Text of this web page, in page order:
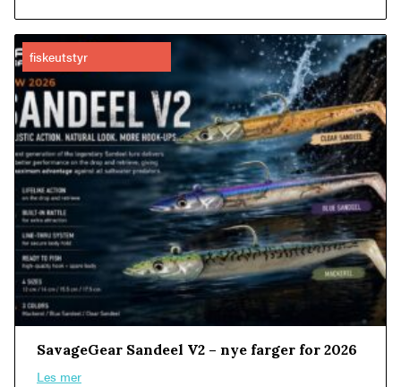
fiskeutstyr
SavageGear Sandeel V2 – nye farger for 2026
Les mer